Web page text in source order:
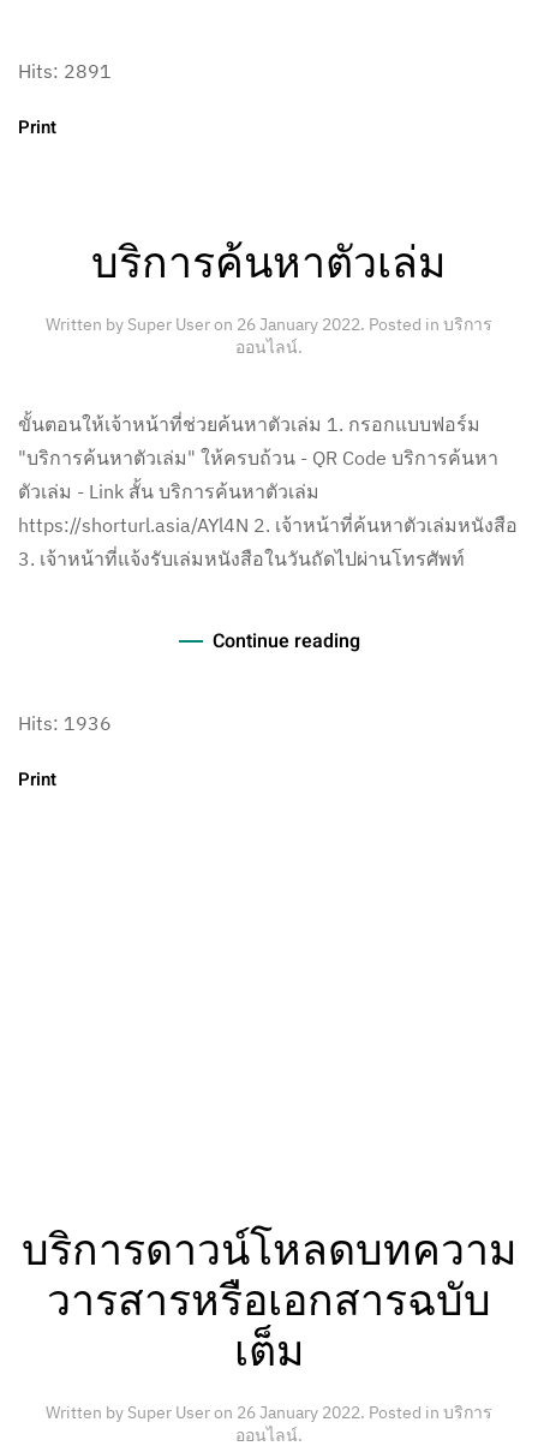
Hits: 2891
Print
บริการค้นหาตัวเล่ม
Written by Super User on 26 January 2022. Posted in บริการ
ออนไลน์.
ขั้นตอนให้เจ้าหน้าที่ช่วยค้นหาตัวเล่ม 1. กรอกแบบฟอร์ม
"บริการค้นหาตัวเล่ม" ให้ครบถ้วน - QR Code บริการค้นหา
ตัวเล่ม - Link สั้น บริการค้นหาตัวเล่ม
https://shorturl.asia/AYl4N 2. เจ้าหน้าที่ค้นหาตัวเล่มหนังสือ
3. เจ้าหน้าที่แจ้งรับเล่มหนังสือในวันถัดไปผ่านโทรศัพท์
Continue reading
Hits: 1936
Print
บริการดาวน์โหลดบทความ
วารสารหรือเอกสารฉบับ
เต็ม
Written by Super User on 26 January 2022. Posted in บริการ
ออนไลน์.